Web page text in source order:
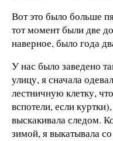
Вот это было больше
тот момент были две
наверное, было года
У нас было заведено
улицу, я сначала
лестничную клетку,
вспотели, если
выскакивала следом.
зимой, я выкатывала